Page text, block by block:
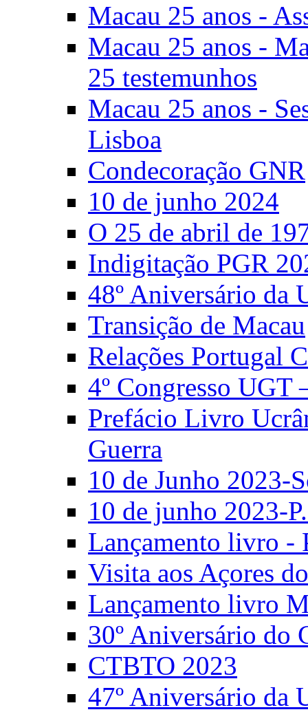
Macau 25 anos -
Macau 25 anos -
25 testemunhos
Macau 25 anos -
Lisboa
Condecoração GNR
10 de junho 2024
O 25 de abril de
Indigitação PGR
48º Aniversário da
Transição de Macau
Relações Portugal
4º Congresso UGT
Prefácio Livro
Guerra
10 de Junho 2023-
10 de junho 2023-
Lançamento livro -
Visita aos Açores
Lançamento livro
30º Aniversário do
CTBTO 2023
47º Aniversário da